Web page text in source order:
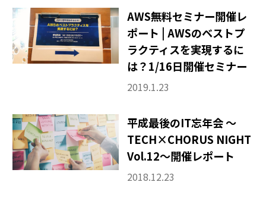
コラム
その他
AWS無料セミナー開催レ
ポート | AWSのベストプ
ラクティスを実現するに
は？1/16日開催セミナー
2019.1.23
平成最後のIT忘年会 〜
TECH×CHORUS NIGHT
Vol.12〜開催レポート
2018.12.23